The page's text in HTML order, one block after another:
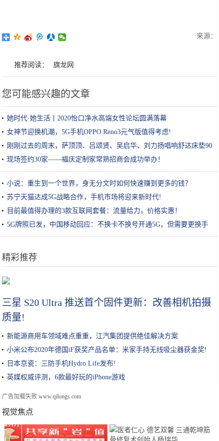
来源：
推荐阅读： 旗龙网
您可能感兴趣的文章
她时代·她生活丨2020怡口净水高端女性论坛圆满落幕
女神节迎换机潮，5G手机OPPO Reno3元气版值得考虑!
刚刚过去的周末，萨顶顶、吕颂贤、吴启华、刘力扬唱响舒达床垫90
周年庆
现场签约30家——福庆定制家常熟招商会成功举办！
小说：重生到一个世界，身无分文时如何快速赚到更多的钱？
苏宁天猫达成5G战略合作，手机市场将迎来新时代!
目前最值得办理的3款互联网套餐：流量给力，价格实惠！
5G牌照已发，中国移动回应：不换卡不换号开通5G，但需要更换手
机
精彩推荐
三星 S20 Ultra 推送首个固件更新：改善相机拍摄
质量!
新能源商用车领域难点重重，江汽集团提供绝佳解决方案
小米公布2020年德国iF获奖产品名单：米家手持无线吸尘器获金奖!
日本京瓷：三防手机Hydro Life发布!
英媒权威评测，6款最好玩的iPhone游戏
广告加载失败www.qilongs.com
视觉焦点